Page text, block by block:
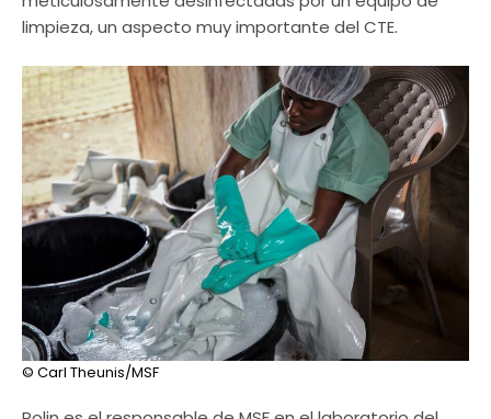
limpieza, un aspecto muy importante del CTE.
© Carl Theunis/MSF